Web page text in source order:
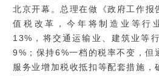
北京开幕。总理在做《政府工作报
值税改革，今年将制造业等行
13%，将交通运输业、建筑业等
9%；保持6%一档的税率不变，但
服务业增加税收抵扣等配套措施，